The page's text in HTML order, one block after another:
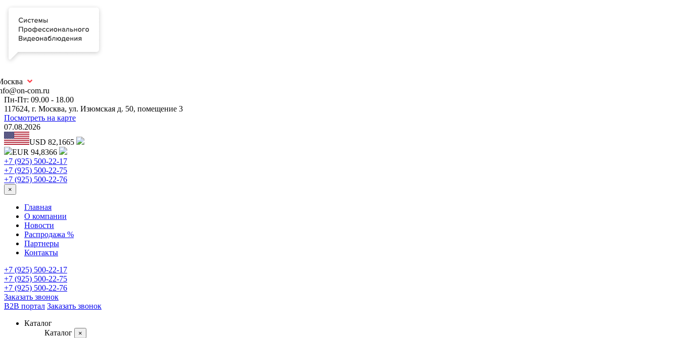
com.ru
Пн-Пт: 09.00 - 18.00
117624, г. Москва, ул. Изюмская д. 50, помещение 3
Посмотреть на карте
07.08.2026
USD 82,1665
EUR 94,8366
+7 (925) 500-22-17
+7 (925) 500-22-75
+7 (925) 500-22-76
×
Главная
О компании
Новости
Распродажа %
Партнеры
Контакты
+7 (925) 500-22-17
+7 (925) 500-22-75
+7 (925) 500-22-76
Заказать звонок
B2B портал Заказать звонок
Каталог
Каталог
×